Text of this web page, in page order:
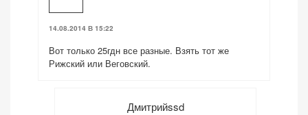
14.08.2014 В 15:22
Вот только 25гдн все разные. Взять тот же
Рижский или Веговский.
Дмитрийssd